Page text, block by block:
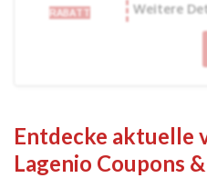
RABATT
Weitere
Entdecke aktuelle
Lagenio Coupons